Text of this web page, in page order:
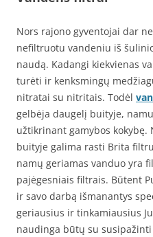
Nors rajono gyventojai dar
nefiltruotu vandeniu iš
naudą. Kadangi kiekvienas
turėti ir kenksmingų
nitratai su nitritais. Todėl
gelbėja daugelį buityje,
užtikrinant gamybos kokybę.
buityje galima rasti Brita
namų geriamas vanduo yra
pajėgesniais filtrais. Būtent
ir savo darbą išmanantys
geriausius ir tinkamiausius
naudinga būtų su